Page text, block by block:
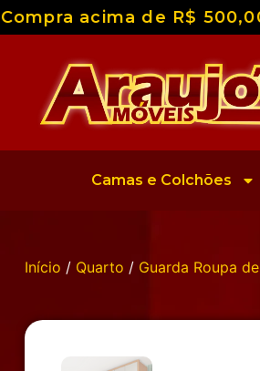
acima de R$
Camas e Colchões
Início / Quarto / Guarda Roupa